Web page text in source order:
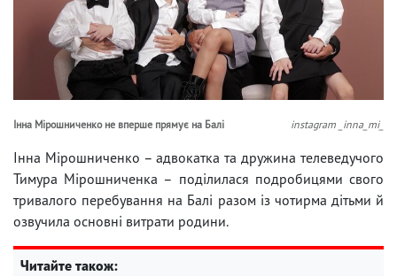
Інна Мірошниченко не вперше прямує на Балі instagram _inna_mi_
Інна Мірошниченко – адвокатка та дружина телеведучого
Тимура Мірошниченка – поділилася подробицями свого
тривалого перебування на Балі разом із чотирма дітьми й
озвучила основні витрати родини.
Читайте також: